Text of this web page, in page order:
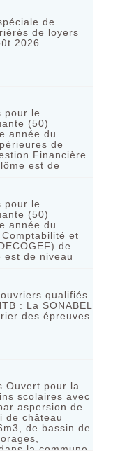
de
de loyers
2026
pour le
(50)
année du
de
Financière
est de
pour le
(50)
année du
Comptabilité et
de
est de niveau
qualifiés
: La SONABEL
des épreuves
Ouvert pour la
scolaires avec
aspersion de
de château
de bassin de